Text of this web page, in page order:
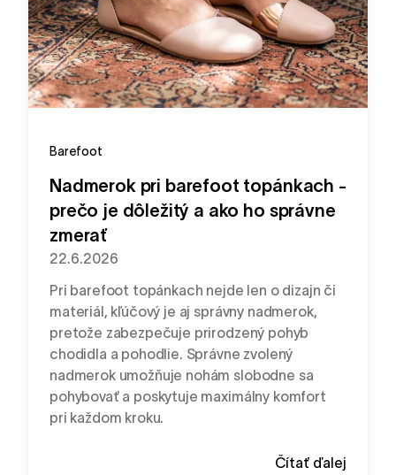
Barefoot
Nadmerok pri barefoot topánkach -
prečo je dôležitý a ako ho správne
zmerať
22.6.2026
Pri barefoot topánkach nejde len o dizajn či
materiál, kľúčový je aj správny nadmerok,
pretože zabezpečuje prirodzený pohyb
chodidla a pohodlie. Správne zvolený
nadmerok umožňuje nohám slobodne sa
pohybovať a poskytuje maximálny komfort
pri každom kroku.
Čítať ďalej